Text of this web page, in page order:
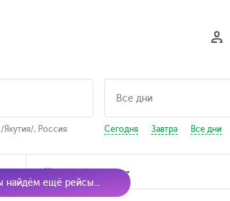
Якутия/, Россия Сегодня Завтра Все дни
Наличие билетов
ещё рейсы...